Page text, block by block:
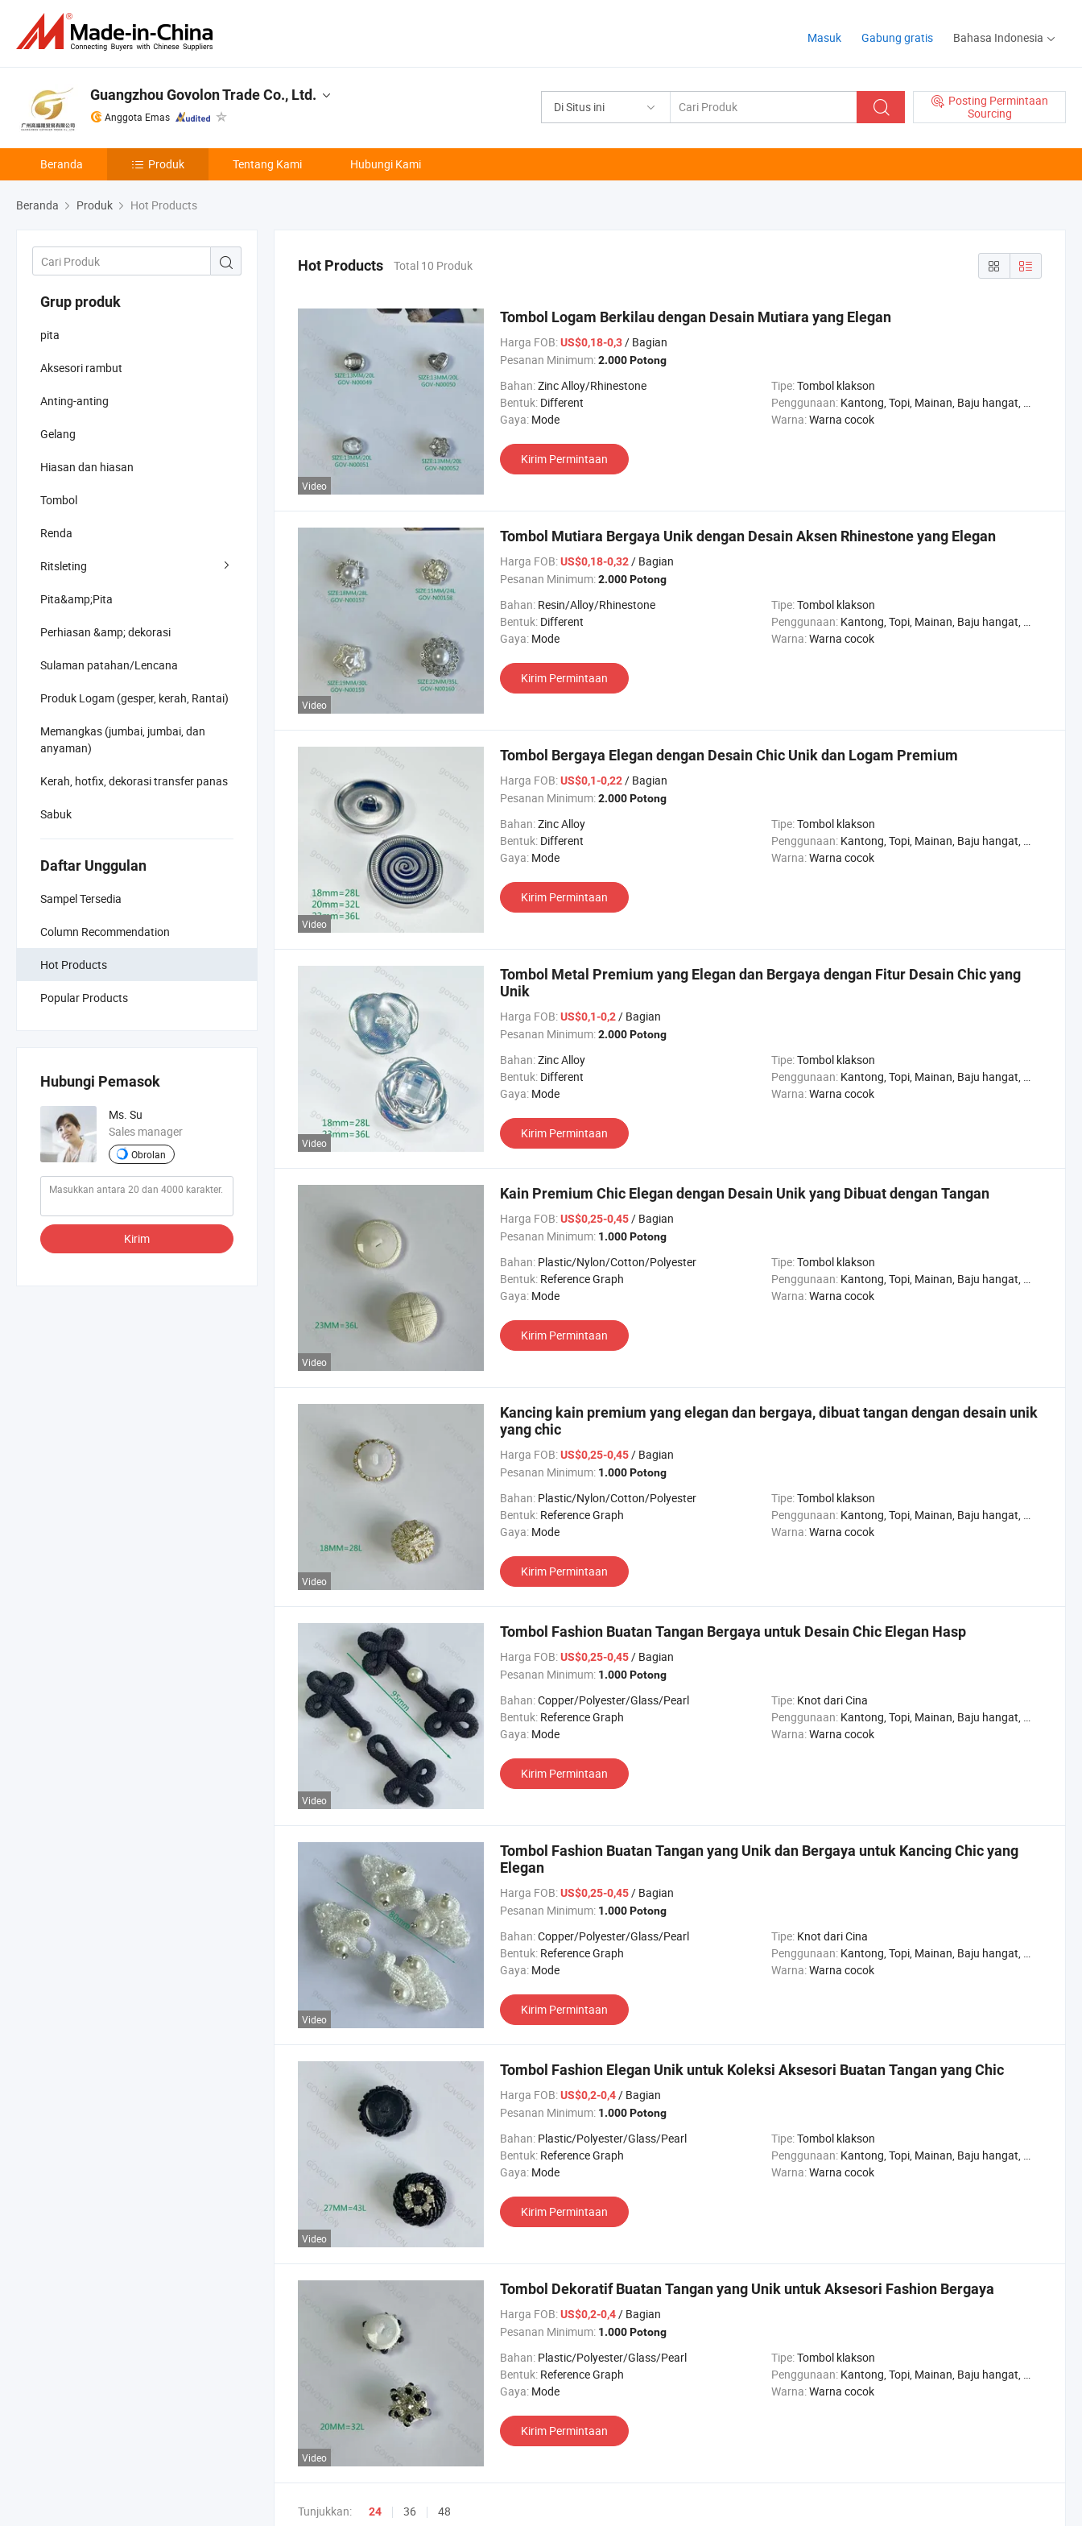
Masuk Gabung gratis Bahasa Indonesia
Di Situs ini
Posting Permintaan
Sourcing
Guangzhou Govolon Trade Co., Ltd.
Anggota Emas
Beranda Produk Tentang Kami Hubungi Kami
Beranda Produk Hot Products
Grup produk
pita
Aksesori rambut
Anting-anting
Gelang
Hiasan dan hiasan
Tombol
Renda
Ritsleting
Pita&amp;Pita
Perhiasan &amp; dekorasi
Sulaman patahan/Lencana
Produk Logam (gesper, kerah, Rantai)
Memangkas (jumbai, jumbai, dan
anyaman)
Kerah, hotfix, dekorasi transfer panas
Sabuk
Daftar Unggulan
Sampel Tersedia
Column Recommendation
Hot Products
Popular Products
Hubungi Pemasok
Ms. Su
Sales manager
Obrolan
Kirim
Hot Products Total 10 Produk
Video
Tombol Logam Berkilau dengan Desain Mutiara yang Elegan
Harga FOB:US$0,18-0,3/ Bagian
Pesanan Minimum:2.000 Potong
Bahan:Zinc Alloy/Rhinestone Tipe:Tombol klakson
Bentuk: Different Penggunaan: Kantong, Topi, Mainan, Baju hangat, Sepatu, Celana, Jaket
Gaya: Mode Warna:Warna cocok
Kirim Permintaan
Video
Tombol Mutiara Bergaya Unik dengan Desain Aksen Rhinestone yang Elegan
Harga FOB:US$0,18-0,32/ Bagian
Pesanan Minimum:2.000 Potong
Bahan: Resin/Alloy/Rhinestone Tipe:Tombol klakson
Bentuk: Different Penggunaan: Kantong, Topi, Mainan, Baju hangat, Sepatu, Celana, Jaket
Gaya: Mode Warna:Warna cocok
Kirim Permintaan
Video
Tombol Bergaya Elegan dengan Desain Chic Unik dan Logam Premium
Harga FOB:US$0,1-0,22/ Bagian
Pesanan Minimum:2.000 Potong
Bahan:Zinc Alloy Tipe:Tombol klakson
Bentuk: Different Penggunaan: Kantong, Topi, Mainan, Baju hangat, Sepatu, Celana, Jaket
Gaya: Mode Warna:Warna cocok
Kirim Permintaan
Video
Tombol Metal Premium yang Elegan dan Bergaya dengan Fitur Desain Chic yang
Unik
Harga FOB:US$0,1-0,2/ Bagian
Pesanan Minimum:2.000 Potong
Bahan:Zinc Alloy Tipe:Tombol klakson
Bentuk: Different Penggunaan: Kantong, Topi, Mainan, Baju hangat, Sepatu, Celana, Jaket
Gaya: Mode Warna:Warna cocok
Kirim Permintaan
Video
Kain Premium Chic Elegan dengan Desain Unik yang Dibuat dengan Tangan
Harga FOB:US$0,25-0,45/ Bagian
Pesanan Minimum: 1.000 Potong
Bahan: Plastic/Nylon/Cotton/Polyester Tipe:Tombol klakson
Bentuk: Reference Graph Penggunaan: Kantong, Topi, Mainan, Baju hangat, Sepatu, Celana, Jaket
Gaya: Mode Warna:Warna cocok
Kirim Permintaan
Video
Kancing kain premium yang elegan dan bergaya, dibuat tangan dengan desain unik
yang chic
Harga FOB:US$0,25-0,45/ Bagian
Pesanan Minimum: 1.000 Potong
Bahan: Plastic/Nylon/Cotton/Polyester Tipe:Tombol klakson
Bentuk: Reference Graph Penggunaan: Kantong, Topi, Mainan, Baju hangat, Sepatu, Celana, Jaket
Gaya: Mode Warna:Warna cocok
Kirim Permintaan
Video
Tombol Fashion Buatan Tangan Bergaya untuk Desain Chic Elegan Hasp
Harga FOB:US$0,25-0,45/ Bagian
Pesanan Minimum: 1.000 Potong
Bahan:Copper/Polyester/Glass/Pearl Tipe: Knot dari Cina
Bentuk: Reference Graph Penggunaan: Kantong, Topi, Mainan, Baju hangat, Sepatu, Celana, Jaket
Gaya: Mode Warna:Warna cocok
Kirim Permintaan
Video
Tombol Fashion Buatan Tangan yang Unik dan Bergaya untuk Kancing Chic yang
Elegan
Harga FOB:US$0,25-0,45/ Bagian
Pesanan Minimum: 1.000 Potong
Bahan:Copper/Polyester/Glass/Pearl Tipe: Knot dari Cina
Bentuk: Reference Graph Penggunaan: Kantong, Topi, Mainan, Baju hangat, Sepatu, Celana, Jaket
Gaya: Mode Warna:Warna cocok
Kirim Permintaan
Video
Tombol Fashion Elegan Unik untuk Koleksi Aksesori Buatan Tangan yang Chic
Harga FOB:US$0,2-0,4/ Bagian
Pesanan Minimum: 1.000 Potong
Bahan: Plastic/Polyester/Glass/Pearl Tipe:Tombol klakson
Bentuk: Reference Graph Penggunaan: Kantong, Topi, Mainan, Baju hangat, Sepatu, Celana, Jaket
Gaya: Mode Warna:Warna cocok
Kirim Permintaan
Video
Tombol Dekoratif Buatan Tangan yang Unik untuk Aksesori Fashion Bergaya
Harga FOB:US$0,2-0,4/ Bagian
Pesanan Minimum: 1.000 Potong
Bahan: Plastic/Polyester/Glass/Pearl Tipe:Tombol klakson
Bentuk: Reference Graph Penggunaan: Kantong, Topi, Mainan, Baju hangat, Sepatu, Celana, Jaket
Gaya: Mode Warna:Warna cocok
Kirim Permintaan
Tunjukkan: 24 36 48